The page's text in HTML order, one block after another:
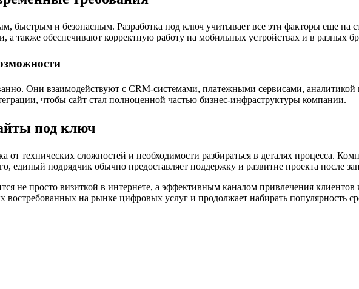
быстрым и безопасным. Разработка под ключ учитывает все эти факторы еще на
а также обеспечивают корректную работу на мобильных устройствах и в разных
Они взаимодействуют с CRM-системами, платежными сервисами,
чтобы сайт стал полноценной частью бизнес-инфраструктуры компании.
под ключ
от технических сложностей и необходимости разбираться в деталях процесса.
единый подрядчик обычно предоставляет поддержку и развитие проекта после
не просто визиткой в интернете, а эффективным каналом привлечения
востребованных на рынке цифровых услуг и продолжает набирать популярность